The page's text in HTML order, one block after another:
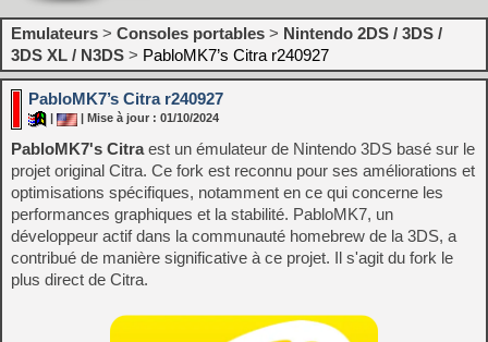
Emulateurs > Consoles portables > Nintendo 2DS / 3DS /
3DS XL / N3DS > PabloMK7’s Citra r240927
PabloMK7’s Citra r240927
| Mise à jour : 01/10/2024
PabloMK7's Citraest un émulateur de Nintendo 3DS basé sur le
projet original Citra. Ce fork est reconnu pour ses améliorations et
optimisations spécifiques, notamment en ce qui concerne les
performances graphiques et la stabilité. PabloMK7, un
développeur actif dans la communauté homebrew de la 3DS, a
contribué de manière significative à ce projet. Il s'agit du fork le
plus direct de Citra.